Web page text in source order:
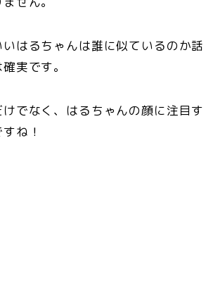
はるちゃんは誰に似ているのか話
実です。
でなく、はるちゃんの顔に注目す
ね！